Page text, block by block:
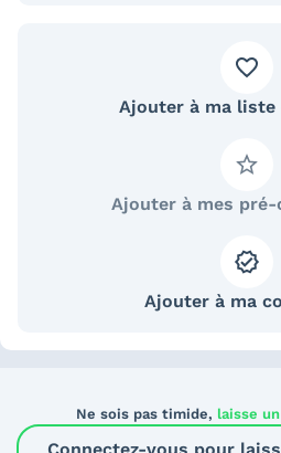
Ajouter à ma liste
Ajouter à mes pré-
Ajouter à ma
Ne sois pas timide, laisse
Connectez-vous pour